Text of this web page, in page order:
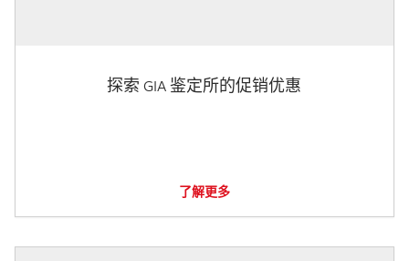
探索 GIA 鉴定所的促销优惠
了解更多